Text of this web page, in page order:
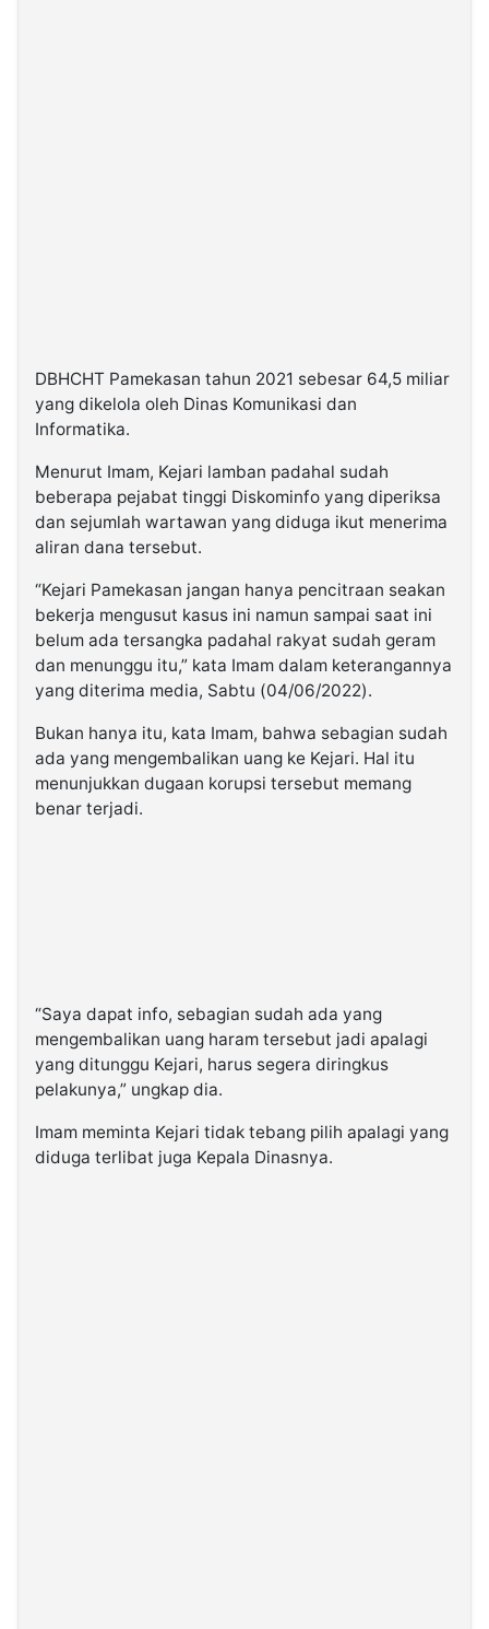
DBHCHT Pamekasan tahun 2021 sebesar 64,5 miliar
yang dikelola oleh Dinas Komunikasi dan
Informatika.
Menurut Imam, Kejari lamban padahal sudah
beberapa pejabat tinggi Diskominfo yang diperiksa
dan sejumlah wartawan yang diduga ikut menerima
aliran dana tersebut.
“Kejari Pamekasan jangan hanya pencitraan seakan
bekerja mengusut kasus ini namun sampai saat ini
belum ada tersangka padahal rakyat sudah geram
dan menunggu itu,” kata Imam dalam keterangannya
yang diterima media, Sabtu (04/06/2022).
Bukan hanya itu, kata Imam, bahwa sebagian sudah
ada yang mengembalikan uang ke Kejari. Hal itu
menunjukkan dugaan korupsi tersebut memang
benar terjadi.
“Saya dapat info, sebagian sudah ada yang
mengembalikan uang haram tersebut jadi apalagi
yang ditunggu Kejari, harus segera diringkus
pelakunya,” ungkap dia.
Imam meminta Kejari tidak tebang pilih apalagi yang
diduga terlibat juga Kepala Dinasnya.